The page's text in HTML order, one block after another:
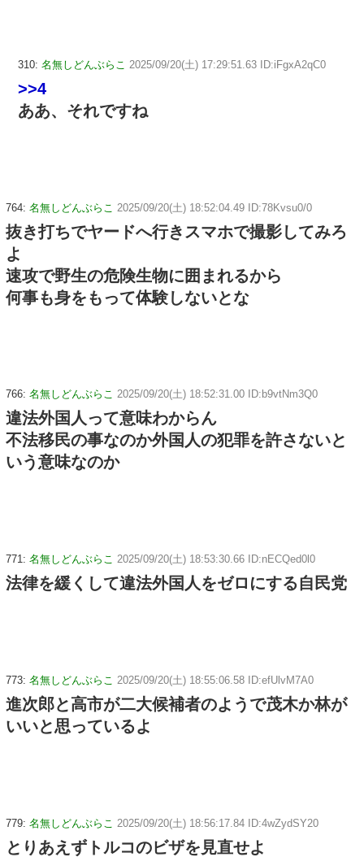
310: 名無しどんぶらこ 2025/09/20(土) 17:29:51.63 ID:iFgxA2qC0
>>4
ああ、それですね
764: 名無しどんぶらこ 2025/09/20(土) 18:52:04.49 ID:78Kvsu0/0
抜き打ちでヤードへ行きスマホで撮影してみろ
よ
速攻で野生の危険生物に囲まれるから
何事も身をもって体験しないとな
766: 名無しどんぶらこ 2025/09/20(土) 18:52:31.00 ID:b9vtNm3Q0
違法外国人って意味わからん
不法移民の事なのか外国人の犯罪を許さないと
いう意味なのか
771: 名無しどんぶらこ 2025/09/20(土) 18:53:30.66 ID:nECQed0l0
法律を緩くして違法外国人をゼロにする自民党
773: 名無しどんぶらこ 2025/09/20(土) 18:55:06.58 ID:efUlvM7A0
進次郎と高市が二大候補者のようで茂木か林が
いいと思っているよ
779: 名無しどんぶらこ 2025/09/20(土) 18:56:17.84 ID:4wZydSY20
とりあえずトルコのビザを見直せよ